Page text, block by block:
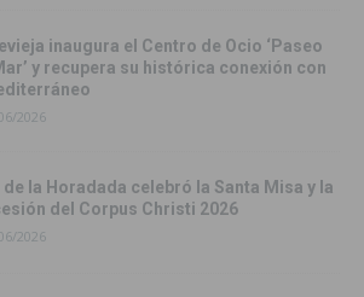
inaugura el Centro de Ocio ‘Paseo
y recupera su histórica conexión con
2026
la Horadada celebró la Santa Misa y la
del Corpus Christi 2026
2026